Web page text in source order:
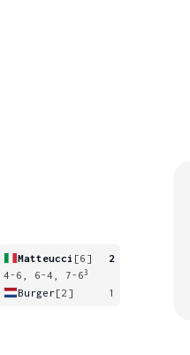
Matteucci [6]
2
4-6, 6-4, 7-63
Burger[2] 1